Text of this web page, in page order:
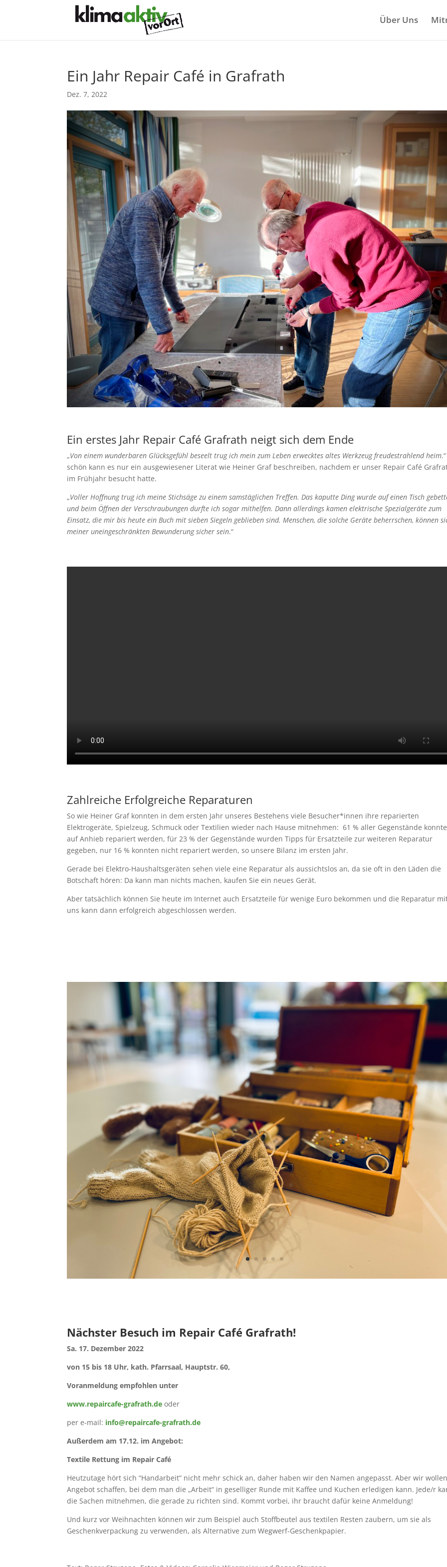
Über Uns
Ein Jahr Repair Café in Grafrath
Dez. 7, 2022
Ein erstes Jahr Repair Café Grafrath neigt sich dem Ende
„Von einem wunderbaren Glücksgefühl beseelt trug ich mein zum Leben erwecktes altes Werkzeug freudestrahlend heim
schön kann es nur ein ausgewiesener Literat wie Heiner Graf beschreiben, nachdem er unser Repair Café
im Frühjahr besucht hatte.
„Voller Hoffnung trug ich meine Stichsäge zu einem samstäglichen Treffen. Das kaputte Ding wurde auf einen Tisch
und beim Öffnen der Verschraubungen durfte ich sogar mithelfen. Dann allerdings kamen elektrische Spezialgeräte zum
Einsatz, die mir bis heute ein Buch mit sieben Siegeln geblieben sind. Menschen, die solche Geräte beherrschen, können
meiner uneingeschränkten Bewunderung sicher sein.“
Zahlreiche Erfolgreiche Reparaturen
So wie Heiner Graf konnten in dem ersten Jahr unseres Bestehens viele Besucher*innen ihre reparierten
Elektrogeräte, Spielzeug, Schmuck oder Textilien wieder nach Hause mitnehmen: 61 % aller Gegenstände
auf Anhieb repariert werden, für 23 % der Gegenstände wurden Tipps für Ersatzteile zur weiteren Reparatur
gegeben, nur 16 % konnten nicht repariert werden, so unsere Bilanz im ersten Jahr.
Gerade bei Elektro-Haushaltsgeräten sehen viele eine Reparatur als aussichtslos an, da sie oft in den Läden die
Botschaft hören: Da kann man nichts machen, kaufen Sie ein neues Gerät.
Aber tatsächlich können Sie heute im Internet auch Ersatzteile für wenige Euro bekommen und die Reparatur
uns kann dann erfolgreich abgeschlossen werden.
Nächster Besuch im Repair Café Grafrath!
Sa. 17. Dezember 2022
von 15 bis 18 Uhr, kath. Pfarrsaal, Hauptstr. 60,
Voranmeldung empfohlen unter
www.repaircafe-grafrath.de oder
per e-mail: info@repaircafe-grafrath.de
Außerdem am 17.12. im Angebot:
Textile Rettung im Repair Café
Heutzutage hört sich “Handarbeit” nicht mehr schick an, daher haben wir den Namen angepasst. Aber wir
Angebot schaffen, bei dem man die „Arbeit“ in geselliger Runde mit Kaffee und Kuchen erledigen kann. Jede/r
die Sachen mitnehmen, die gerade zu richten sind. Kommt vorbei, ihr braucht dafür keine Anmeldung!
Und kurz vor Weihnachten können wir zum Beispiel auch Stoffbeutel aus textilen Resten zaubern, um sie als
Geschenkverpackung zu verwenden, als Alternative zum Wegwerf-Geschenkpapier.